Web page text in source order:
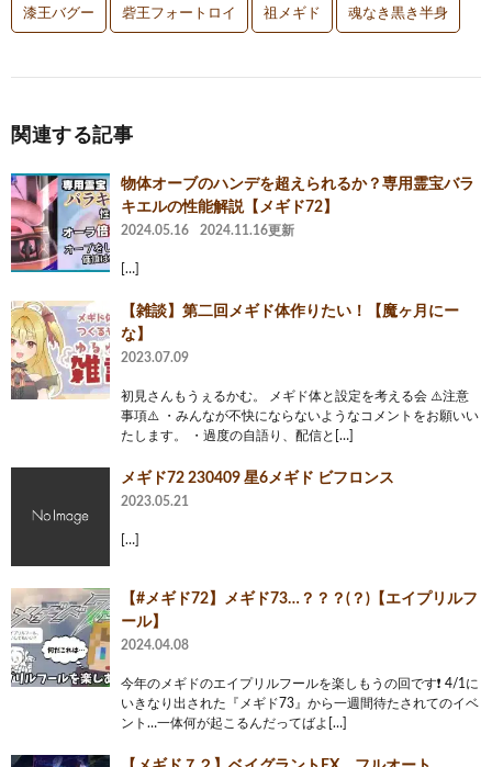
漆王バグー 砦王フォートロイ 祖メギド 魂なき黒き半身
関連する記事
物体オーブのハンデを超えられるか？専用霊宝バラ
キエルの性能解説【メギド72】
2024.05.16 2024.11.16更新
[…]
【雑談】第二回メギド体作りたい！【魔ヶ月にー
な】
2023.07.09
初見さんもうぇるかむ。 メギド体と設定を考える会 ⚠️注意
事項⚠️ ・みんなが不快にならないようなコメントをお願いい
たします。 ・過度の自語り、配信と[…]
メギド72 230409 星6メギド ビフロンス
2023.05.21
[…]
【#メギド72】メギド73…？？？(？)【エイプリルフ
ール】
2024.04.08
今年のメギドのエイプリルフールを楽しもうの回です❗️ 4/1に
いきなり出された『メギド73』から一週間待たされてのイベ
ント…一体何が起こるんだってばよ[…]